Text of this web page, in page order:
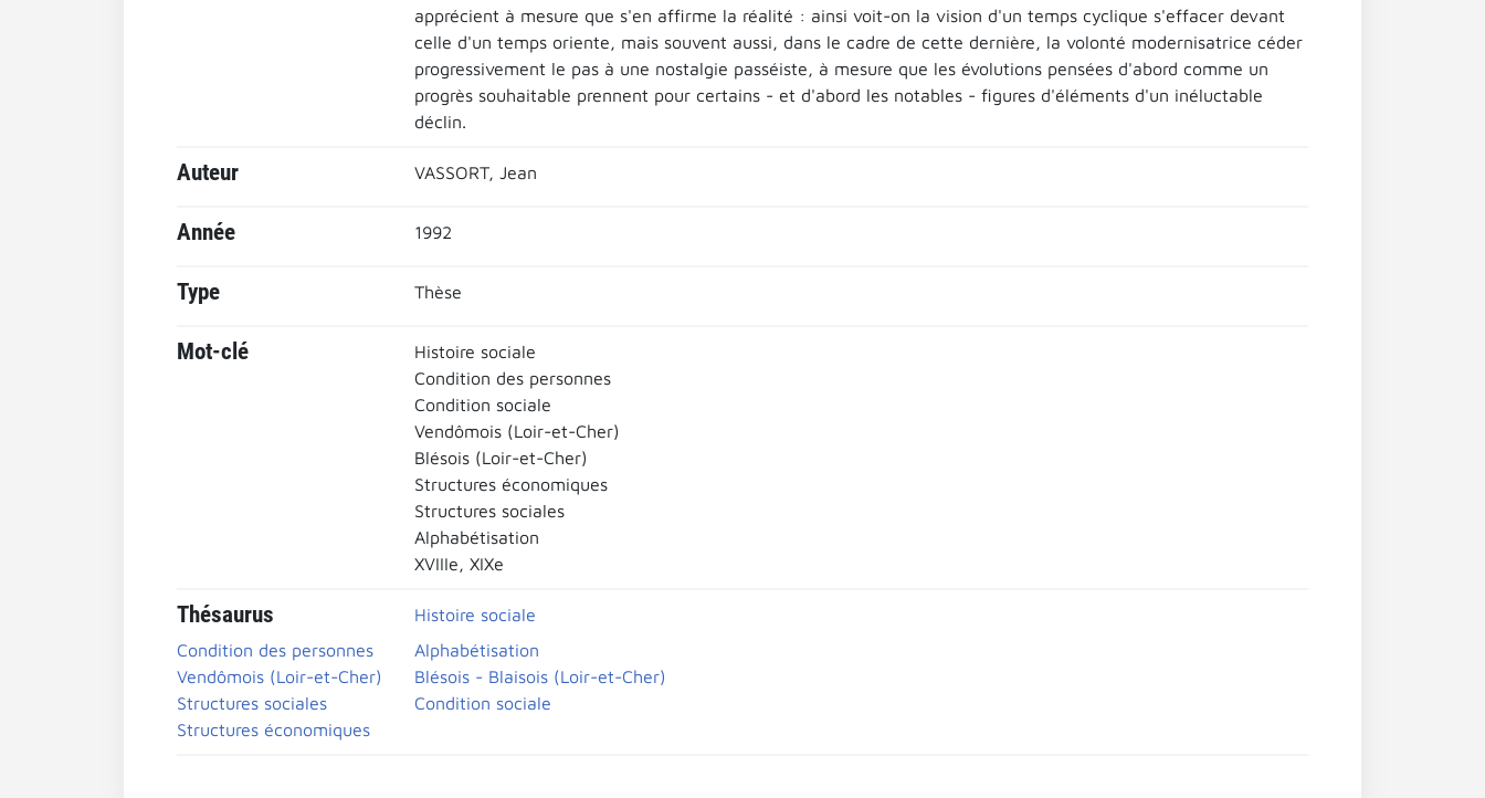
apprécient à mesure que s'en affirme la réalité : ainsi voit-on la vision d'un temps cyclique s'effacer devant
celle d'un temps oriente, mais souvent aussi, dans le cadre de cette dernière, la volonté modernisatrice céder
progressivement le pas à une nostalgie passéiste, à mesure que les évolutions pensées d'abord comme un
progrès souhaitable prennent pour certains - et d'abord les notables - figures d'éléments d'un inéluctable
déclin.
Auteur VASSORT, Jean
Année 1992
Type Thèse
Mot-clé
Histoire sociale
Condition des personnes
Condition sociale
Vendômois (Loir-et-Cher)
Blésois (Loir-et-Cher)
Structures économiques
Structures sociales
Alphabétisation
XVIIIe, XIXe
Thésaurus
Histoire sociale
Condition des personnes
Alphabétisation
Vendômois (Loir-et-Cher)
Blésois - Blaisois (Loir-et-Cher)
Structures sociales
Condition sociale
Structures économiques